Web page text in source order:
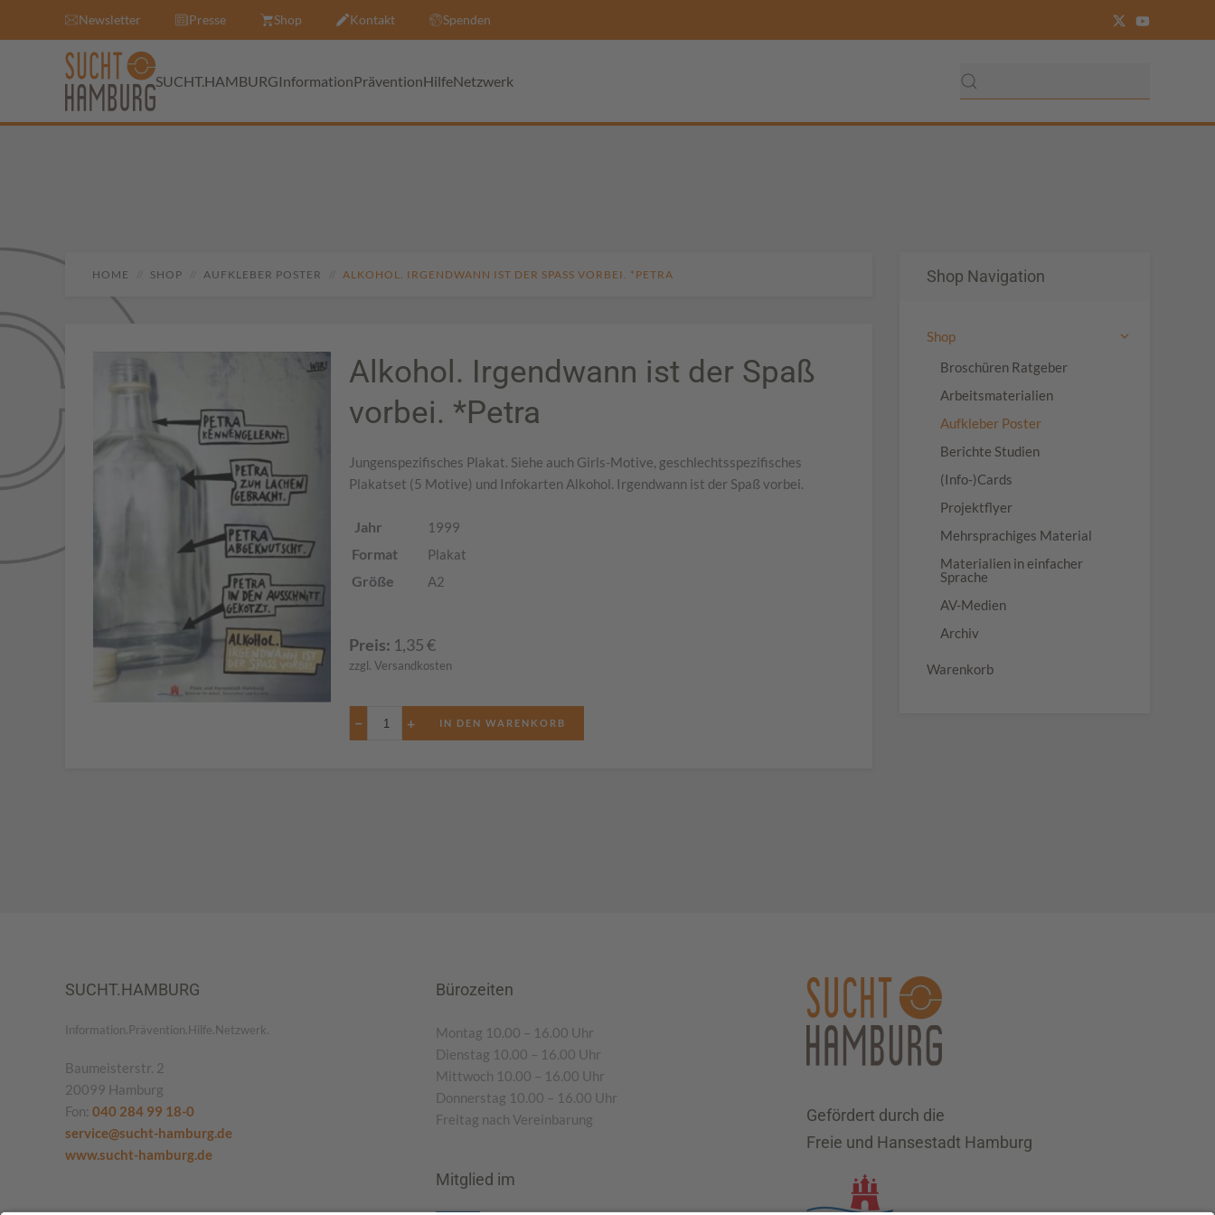
Newsletter Presse Shop Kontakt Spenden
SUCHT.HAMBURGInformationPräventionHilfeNetzwerk
HOME SHOP AUFKLEBER POSTER ALKOHOL. IRGENDWANN IST DER SPASS VORBEI. *PETRA
Alkohol. Irgendwann ist der Spaß
vorbei. *Petra
Jungenspezifisches Plakat. Siehe auch Girls-Motive, geschlechtsspezifisches
Plakatset (5 Motive) und Infokarten Alkohol. Irgendwann ist der Spaß vorbei.
Jahr 1999
Format Plakat
Größe A2
Preis: 1,35 €
zzgl. Versandkosten
− +
Shop Navigation
Shop
Broschüren Ratgeber
Arbeitsmaterialien
Aufkleber Poster
Berichte Studien
(Info-)Cards
Projektflyer
Mehrsprachiges Material
Materialien in einfacher
Sprache
AV-Medien
Archiv
Warenkorb
SUCHT.HAMBURG
Information.Prävention.Hilfe.Netzwerk.
Baumeisterstr. 2
20099 Hamburg
Fon: 040 284 99 18-0
service@sucht-hamburg.de
www.sucht-hamburg.de
Bürozeiten
Montag 10.00 – 16.00 Uhr
Dienstag 10.00 – 16.00 Uhr
Mittwoch 10.00 – 16.00 Uhr
Donnerstag 10.00 – 16.00 Uhr
Freitag nach Vereinbarung
Mitglied im
Gefördert durch die
Freie und Hansestadt Hamburg